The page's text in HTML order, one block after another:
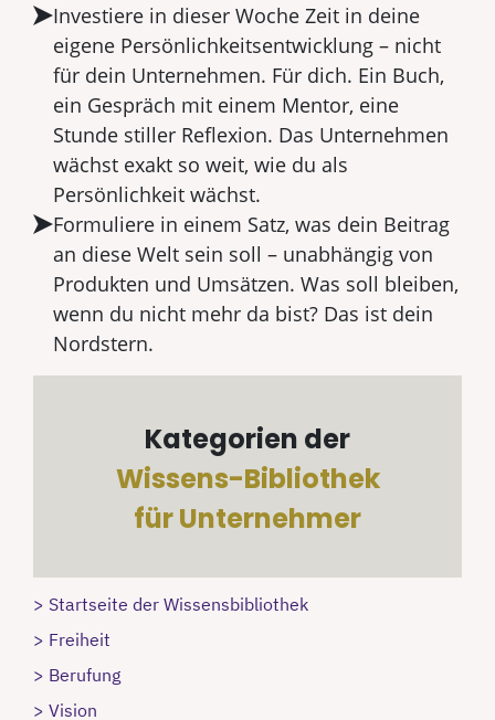
Investiere in dieser Woche Zeit in deine
eigene Persönlichkeitsentwicklung – nicht
für dein Unternehmen. Für dich. Ein Buch,
ein Gespräch mit einem Mentor, eine
Stunde stiller Reflexion. Das Unternehmen
wächst exakt so weit, wie du als
Persönlichkeit wächst.
Formuliere in einem Satz, was dein Beitrag
an diese Welt sein soll – unabhängig von
Produkten und Umsätzen. Was soll bleiben,
wenn du nicht mehr da bist? Das ist dein
Nordstern.
Kategorien der
Wissens-Bibliothek
für Unternehmer
> Startseite der Wissensbibliothek
> Freiheit
> Berufung
> Vision